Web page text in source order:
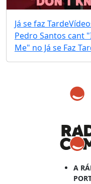
Já se faz Tarde
Pedro Santos cant
Me" no Já se Faz
A